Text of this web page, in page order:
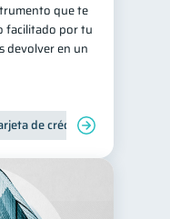
que te
facilitado por tu
devolver en un
de crédito